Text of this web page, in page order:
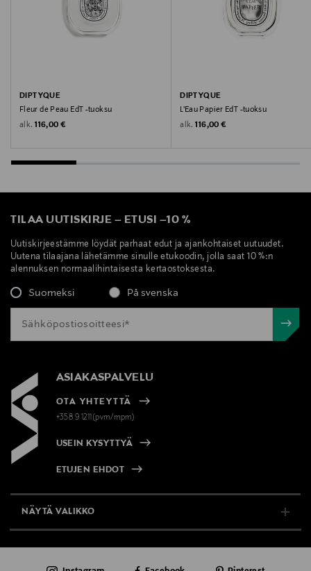
DIPTYQUE
Fleur de Peau EdT -tuoksu
alk. Original Price
116,00 €
DIPTYQUE
L'Eau Papier EdT -tuoksu
alk. Original Price
116,00 €
TILAA UUTISKIRJE – ETUSI –10 %
Uutiskirjeestämme löydät parhaat edut ja ajankohtaiset uutuudet.
Uutena tilaajana lähetämme sinulle etukoodin, jolla saat 10 %:n
alennuksen normaalihintaisesta kertaostoksesta.
Suomeksi På svenska
ASIAKASPALVELU
OTA YHTEYTTÄ
+358 9 1211(pvm/mpm)
USEIN KYSYTTYÄ
ETUJEN EHDOT
NÄYTÄ VALIKKO